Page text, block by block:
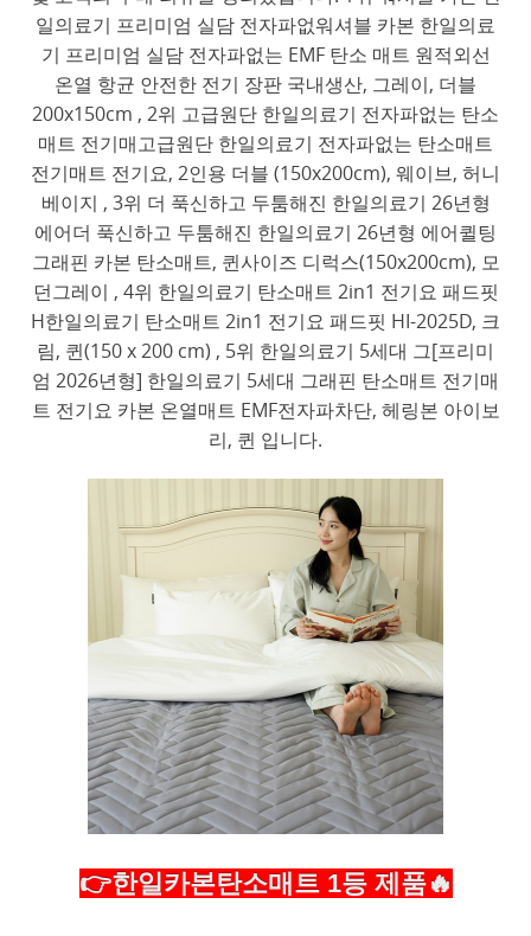
일의료기 프리미엄 실담 전자파없워셔블 카본 한일의료
기 프리미엄 실담 전자파없는 EMF 탄소 매트 원적외선
온열 항균 안전한 전기 장판 국내생산, 그레이, 더블
200x150cm , 2위 고급원단 한일의료기 전자파없는 탄소
매트 전기매고급원단 한일의료기 전자파없는 탄소매트
전기매트 전기요, 2인용 더블 (150x200cm), 웨이브, 허니
베이지 , 3위 더 푹신하고 두툼해진 한일의료기 26년형
에어더 푹신하고 두툼해진 한일의료기 26년형 에어퀼팅
그래핀 카본 탄소매트, 퀸사이즈 디럭스(150x200cm), 모
던그레이 , 4위 한일의료기 탄소매트 2in1 전기요 패드핏
H한일의료기 탄소매트 2in1 전기요 패드핏 HI-2025D, 크
림, 퀸(150 x 200 cm) , 5위 한일의료기 5세대 그[프리미
엄 2026년형] 한일의료기 5세대 그래핀 탄소매트 전기매
트 전기요 카본 온열매트 EMF전자파차단, 헤링본 아이보
리, 퀸 입니다.
👉한일카본탄소매트 1등 제품🔥